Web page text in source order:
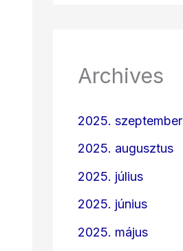
Archives
2025. szeptember
2025. augusztus
2025. július
2025. június
2025. május